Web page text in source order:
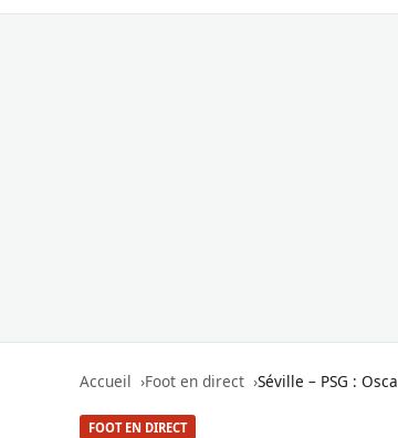
Accueil Foot en direct Séville – PSG :
FOOT EN DIRECT